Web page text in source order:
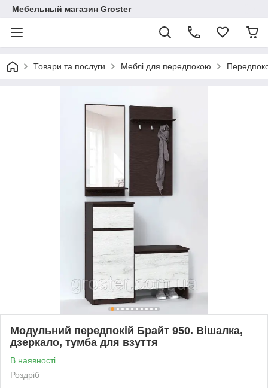
Мебельный магазин Groster
Товари та послуги Меблі для передпокою
Модульний передпокій Брайт 950. Вішалка,
дзеркало, тумба для взуття
В наявності
Роздріб